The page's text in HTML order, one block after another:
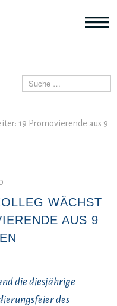
THEMEN
Suchen
19 Promovierende aus 9
WÄCHST
AUS 9
die diesjährige
des